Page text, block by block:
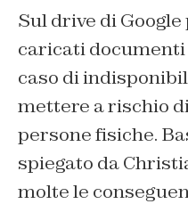
Sul drive di
caricati documenti
caso di
mettere a rischio
persone fisiche.
spiegato da
molte le